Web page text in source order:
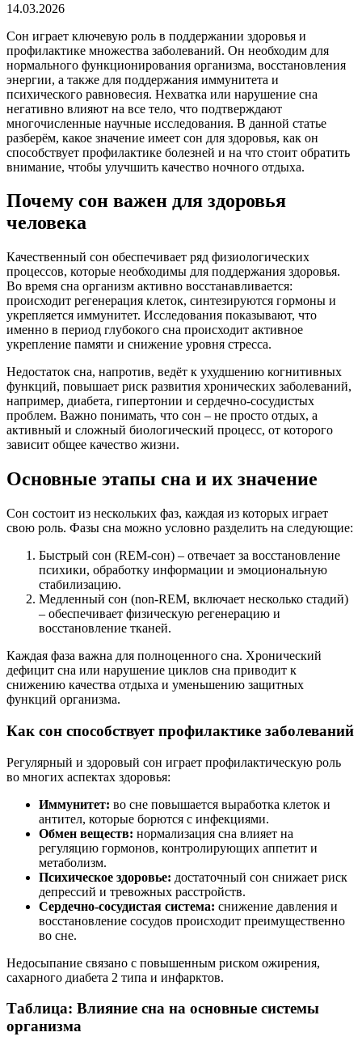
14.03.2026
Сон играет ключевую роль в поддержании здоровья и
профилактике множества заболеваний. Он необходим для
нормального функционирования организма, восстановления
энергии, а также для поддержания иммунитета и
психического равновесия. Нехватка или нарушение сна
негативно влияют на все тело, что подтверждают
многочисленные научные исследования. В данной статье
разберём, какое значение имеет сон для здоровья, как он
способствует профилактике болезней и на что стоит обратить
внимание, чтобы улучшить качество ночного отдыха.
Почему сон важен для здоровья
человека
Качественный сон обеспечивает ряд физиологических
процессов, которые необходимы для поддержания здоровья.
Во время сна организм активно восстанавливается:
происходит регенерация клеток, синтезируются гормоны и
укрепляется иммунитет. Исследования показывают, что
именно в период глубокого сна происходит активное
укрепление памяти и снижение уровня стресса.
Недостаток сна, напротив, ведёт к ухудшению когнитивных
функций, повышает риск развития хронических заболеваний,
например, диабета, гипертонии и сердечно-сосудистых
проблем. Важно понимать, что сон – не просто отдых, а
активный и сложный биологический процесс, от которого
зависит общее качество жизни.
Основные этапы сна и их значение
Сон состоит из нескольких фаз, каждая из которых играет
свою роль. Фазы сна можно условно разделить на следующие:
Быстрый сон (REM-сон) – отвечает за восстановление
психики, обработку информации и эмоциональную
стабилизацию.
Медленный сон (non-REM, включает несколько стадий)
– обеспечивает физическую регенерацию и
восстановление тканей.
Каждая фаза важна для полноценного сна. Хронический
дефицит сна или нарушение циклов сна приводит к
снижению качества отдыха и уменьшению защитных
функций организма.
Как сон способствует профилактике заболеваний
Регулярный и здоровый сон играет профилактическую роль
во многих аспектах здоровья:
Иммунитет: во сне повышается выработка клеток и
антител, которые борются с инфекциями.
Обмен веществ: нормализация сна влияет на
регуляцию гормонов, контролирующих аппетит и
метаболизм.
Психическое здоровье: достаточный сон снижает риск
депрессий и тревожных расстройств.
Сердечно-сосудистая система: снижение давления и
восстановление сосудов происходит преимущественно
во сне.
Недосыпание связано с повышенным риском ожирения,
сахарного диабета 2 типа и инфарктов.
Таблица: Влияние сна на основные системы
организма